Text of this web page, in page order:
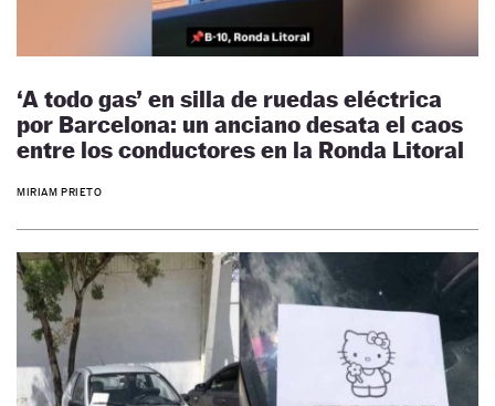
‘A todo gas’ en silla de ruedas eléctrica
por Barcelona: un anciano desata el caos
entre los conductores en la Ronda Litoral
MIRIAM PRIETO